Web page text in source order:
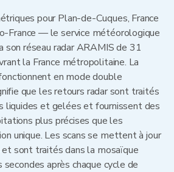
pour Plan-de-Cuques, France
France — le service météorologique
son réseau radar ARAMIS de 31
la France métropolitaine. La
en mode double
que les retours radar sont traités
liquides et gelées et fournissent des
plus précises que les
unique. Les scans se mettent à jour
sont traités dans la mosaïque
après chaque cycle de